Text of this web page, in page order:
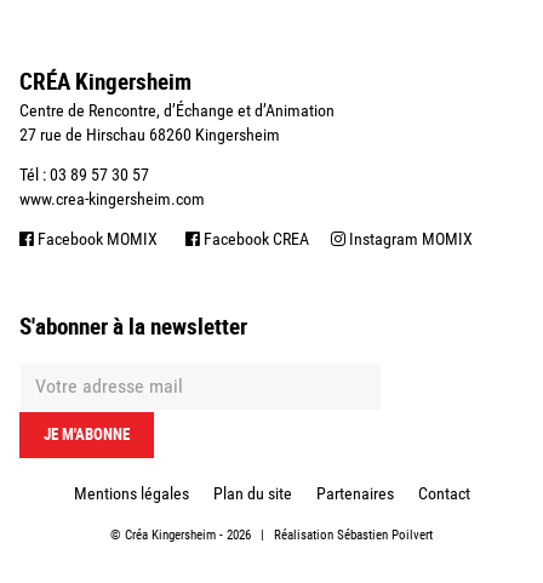
CRÉA Kingersheim
Centre de Rencontre, d’Échange et d’Animation
27 rue de Hirschau 68260 Kingersheim
Tél : 03 89 57 30 57
www.crea-kingersheim.com
Facebook MOMIX Facebook CREA Instagram MOMIX
S'abonner à la newsletter
Mentions légales Plan du site Partenaires Contact
© Créa Kingersheim - 2026 | Réalisation Sébastien Poilvert